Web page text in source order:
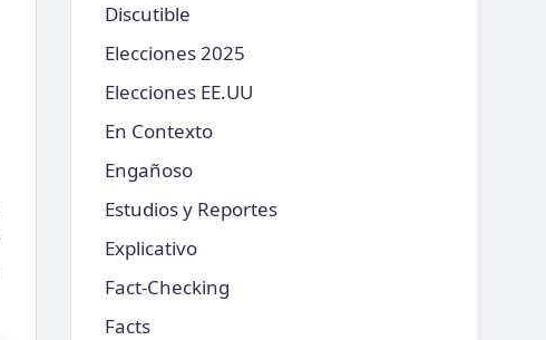
Discutible
Elecciones 2025
Elecciones EE.UU
En Contexto
Engañoso
Estudios y Reportes
Explicativo
Fact-Checking
Facts